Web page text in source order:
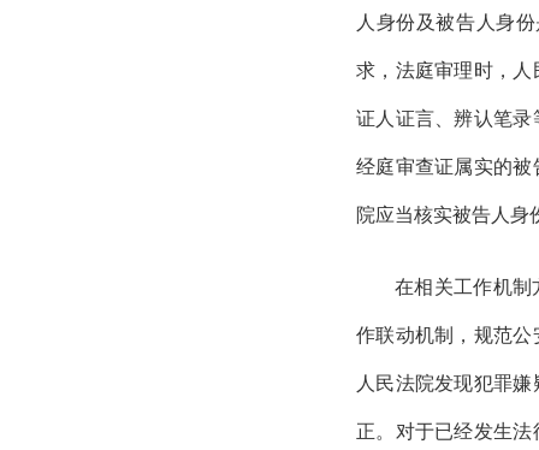
人身份及被告人身
求，法庭审理时，
证人证言、辨认笔
经庭审查证属实的
院应当核实被告人身
在相关工作机制
作联动机制，规范
人民法院发现犯罪
正。对于已经发生